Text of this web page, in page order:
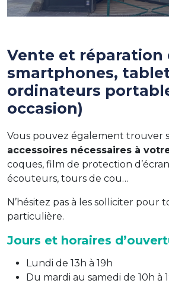
Vente et réparation
smartphones,
ordinateurs
occasion)
Vous pouvez également trouver
accessoires nécessaires à
coques, film de protection
écouteurs, tours de cou…
N’hésitez pas à les solliciter pour
particulière.
Jours et horaires
Lundi de 13h à 19h
Du mardi au samedi de 10h à